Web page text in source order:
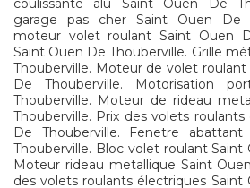
coulissante alu Saint Ouen De
garage pas cher Saint Ouen De
moteur volet roulant Saint Ouen
Saint Ouen De Thouberville. Grille
Thouberville. Moteur de volet
De Thouberville. Motorisation
Thouberville. Moteur de rideau
Thouberville. Prix des volets
De Thouberville. Fenetre
Thouberville. Bloc volet roulant Saint
Moteur rideau metallique Saint
des volets roulants électriques Saint